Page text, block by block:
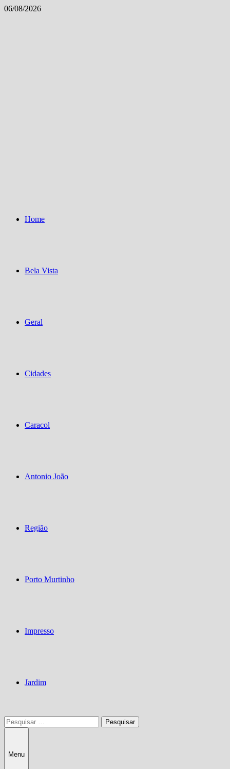
Skip
06/08/2026
Home
Bela Vista
Geral
Cidades
Caracol
Antonio João
Região
Porto Murtinho
Impresso
Jardim
Pesquisar
por:
Menu